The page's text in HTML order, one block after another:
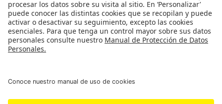
REDES SOCIALES